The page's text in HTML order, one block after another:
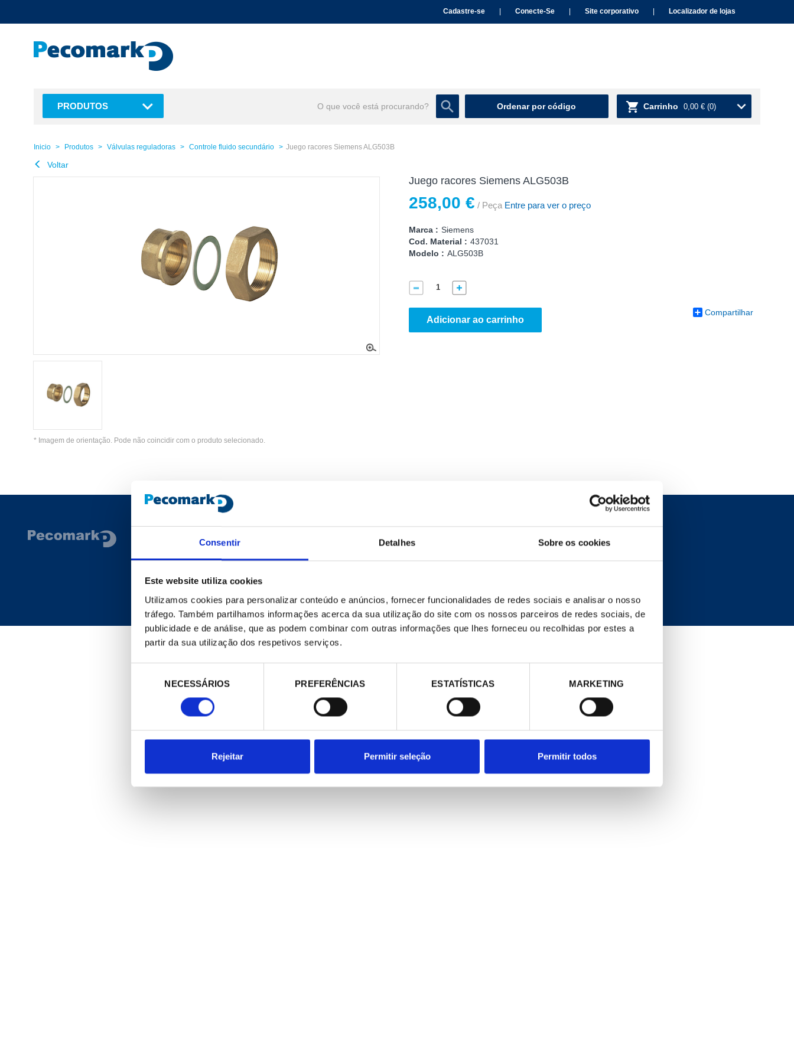
Consentir Detalhes Sobre os cookies
Este website utiliza cookies
Utilizamos cookies para personalizar conteúdo e anúncios, fornecer funcionalidades de redes sociais e analisar o nosso
tráfego. Também partilhamos informações acerca da sua utilização do site com os nossos parceiros de redes sociais, de
publicidade e de análise, que as podem combinar com outras informações que lhes forneceu ou recolhidas por estes a
partir da sua utilização dos respetivos serviços.
consentimento
NECESSÁRIOS PREFERÊNCIAS ESTATÍSTICAS MARKETING
Rejeitar Permitir seleção Permitir todos
Cadastre-se Conecte-Se Site corporativo Localizador de lojas
Ordenar por código Carrinho 0,00 € (0)
PRODUTOS
Inicio Produtos Válvulas reguladoras Controle fluido secundário Juego racores Siemens ALG503B
Voltar
* Imagem de orientação. Pode não coincidir com o produto selecionado.
Juego racores Siemens ALG503B
258,00 € / Peça Entre para ver o preço
Marca : Siemens
Cod. Material : 437031
Modelo : ALG503B
Adicionar ao carrinho
Compartilhar
Site Geral
Notícias
Delegações
Website de comércio eletrônico